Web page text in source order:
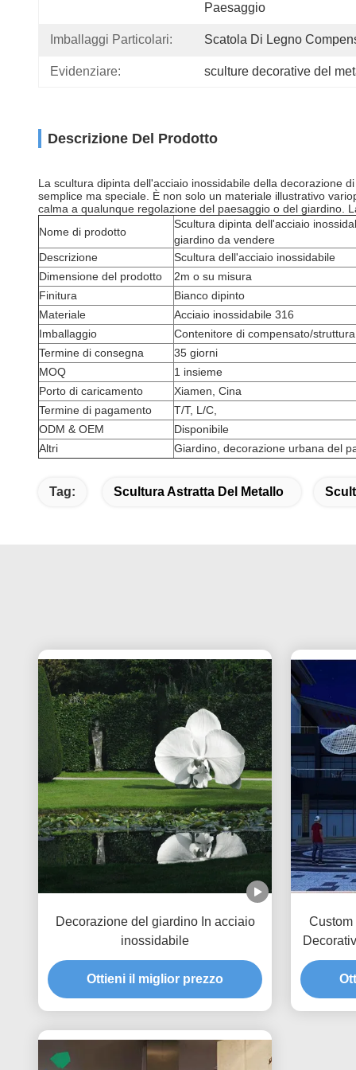
Paesaggio
Imballaggi Particolari: Scatola Di Legno
Evidenziare: sculture decorative del
Descrizione Del Prodotto
La scultura dipinta dell'acciaio inossidabile della decorazione
semplice ma speciale. È non solo un materiale illustrativo
calma a qualunque regolazione del paesaggio o del giardino.
Nome di prodotto
Scultura dipinta dell'acciaio
giardino da vendere
Descrizione
Scultura dell'acciaio inossidabile
Dimensione del prodotto
2m o su misura
Finitura
Bianco dipinto
Materiale
Acciaio inossidabile 316
Imballaggio
Contenitore di compensato/
Termine di consegna
35 giorni
MOQ
1 insieme
Porto di caricamento
Xiamen, Cina
Termine di pagamento
T/T, L/C,
ODM & OEM
Disponibile
Altri
Giardino, decorazione urbana del
Tag: Scultura Astratta Del Metallo
Decorazione del giardino In acciaio
inossidabile
Ottieni il miglior prezzo
Custom